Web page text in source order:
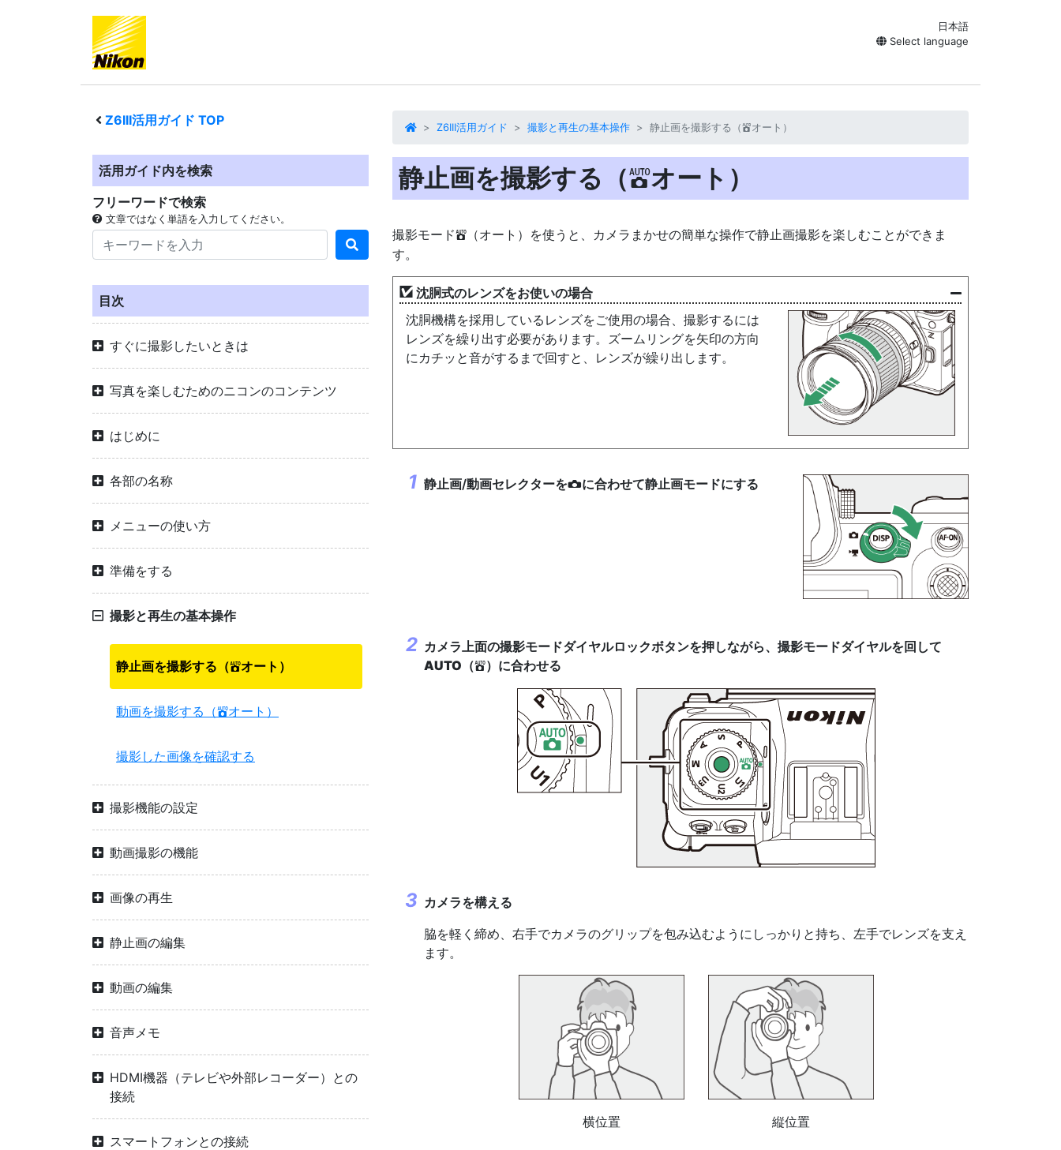
日本語
Select language
Z6III活用ガイド TOP
活用ガイド内を検索
フリーワードで検索
文章ではなく単語を入力してください。
目次
すぐに撮影したいときは
写真を楽しむためのニコンのコンテンツ
はじめに
各部の名称
メニューの使い方
準備をする
撮影と再生の基本操作
静止画を撮影する（bオート）
動画を撮影する（bオート）
撮影した画像を確認する
撮影機能の設定
動画撮影の機能
画像の再生
静止画の編集
動画の編集
音声メモ
HDMI機器（テレビや外部レコーダー）との
接続
スマートフォンとの接続
Z6III活用ガイド 撮影と再生の基本操作 静止画を撮影する（bオート）
静止画を撮影する（bオート）
撮影モードb （オート） を使うと、カメラまかせの簡単な操作で静止画撮影を楽しむことができま
す。
沈胴式のレンズをお使いの場合
沈胴機構を採用しているレンズをご使用の場合、撮影するには
レンズを繰り出す必要があります。ズームリングを矢印の方向
にカチッと音がするまで回すと、レンズが繰り出します。
静止画/動画セレクターをCに合わせて静止画モードにする
カメラ上面の撮影モードダイヤルロックボタンを押しながら、撮影モードダイヤルを回して
AUTO （b）に合わせる
カメラを構える
脇を軽く締め、右手でカメラのグリップを包み込むようにしっかりと持ち、左手でレンズを支え
ます。
横位置 縦位置